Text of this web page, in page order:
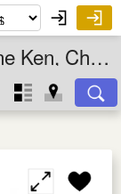
Commercial à vendre à Shimane Ken, Chugoku, Japon